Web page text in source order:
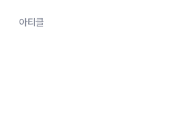
아티클